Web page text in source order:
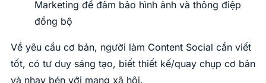
Marketing để đảm bảo hình ảnh và thông điệp
đồng bộ
Về yêu cầu cơ bản, người làm Content Social cần viết
tốt, có tư duy sáng tạo, biết thiết kế/quay chụp cơ bản
và nhạy bén với mạng xã hội.